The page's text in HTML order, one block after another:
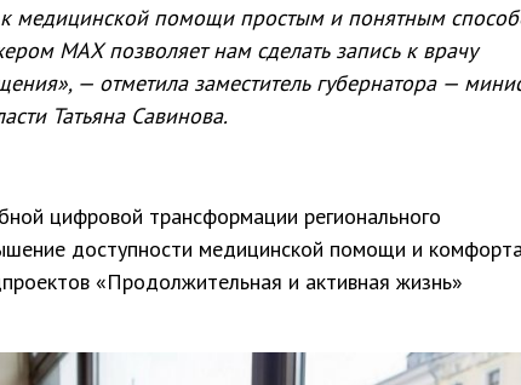
к медицинской помощи простым и понятным
МАХ позволяет нам сделать запись к врачу
— отметила заместитель губернатора —
Татьяна Савинова.
цифровой трансформации регионального
доступности медицинской помощи и
«Продолжительная и активная жизнь»